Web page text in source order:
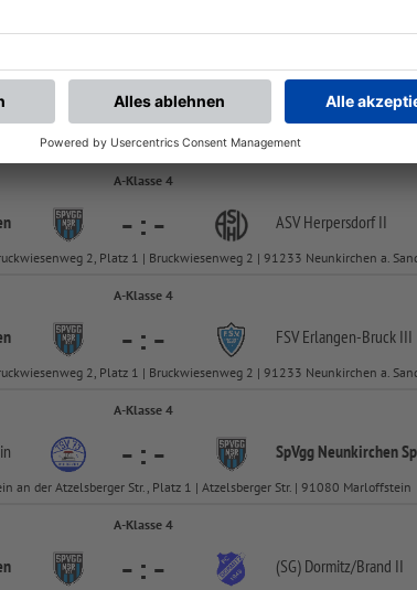
- : - SpVgg Neunkirchen
Sandplatte 9, Platz 1 | Sandplatte 9 | 91220 Schnaittach
A-Klasse 4
- : - ASV Herpersdorf II
2, Platz 1 | Bruckwiesenweg 2 | 91233 Neunkirchen a.
A-Klasse 4
- : - FSV Erlangen-Bruck III
2, Platz 1 | Bruckwiesenweg 2 | 91233 Neunkirchen a.
A-Klasse 4
- : - SpVgg Neunkirchen
an der Atzelsberger Str., Platz 1 | Atzelsberger Str. | 91080 Marloffstein
A-Klasse 4
- : - (SG) Dormitz/Brand II